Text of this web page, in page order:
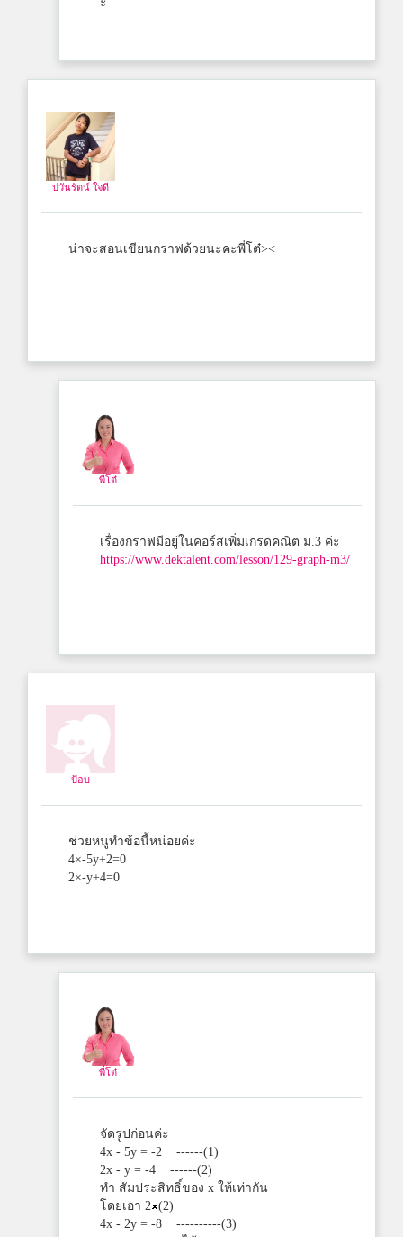
ปวันรัตน์ ใจดี
น่าจะสอนเขียนกราฟด้วยนะคะพี่โต๋><
พี่โต๋
เรื่องกราฟมีอยู่ในคอร์สเพิ่มเกรดคณิต ม.3 ค่ะ
https://www.dektalent.com/lesson/129-graph-m3/
ป้อบ
ช่วยหนูทำข้อนี้หน่อยค่ะ
4×-5y+2=0
2×-y+4=0
พี่โต๋
จัดรูปก่อนค่ะ
4x - 5y = -2 ------(1)
2x - y = -4 ------(2)
ทำ สัมประสิทธิ์ของ x ให้เท่ากัน
โดยเอา 2 (2)
4x - 2y = -8 ----------(3)